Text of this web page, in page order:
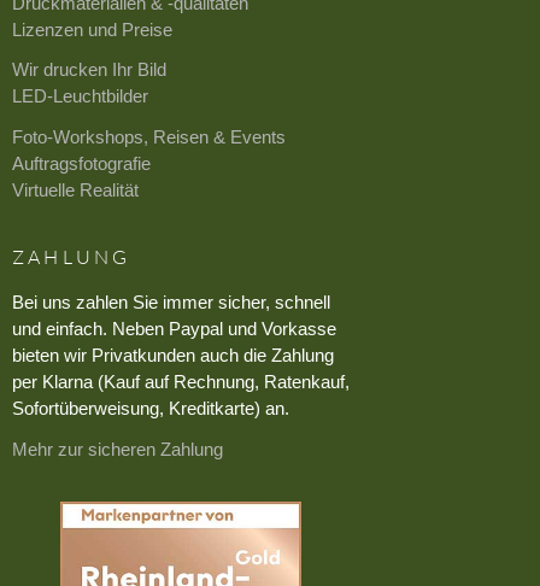
Lizenzen und Preise
Wir drucken Ihr Bild
LED-Leuchtbilder
Foto-Workshops, Reisen & Events
Auftragsfotografie
Virtuelle Realität
ZAHLUNG
Bei uns zahlen Sie immer sicher, schnell
und einfach. Neben Paypal und Vorkasse
bieten wir Privatkunden auch die Zahlung
per Klarna (Kauf auf Rechnung, Ratenkauf,
Sofortüberweisung, Kreditkarte) an.
Mehr zur sicheren Zahlung